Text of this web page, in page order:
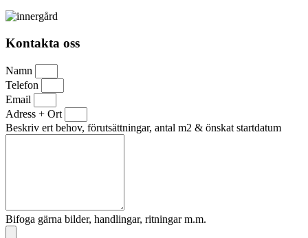
Kontakta oss
Namn
Telefon
Email
Adress + Ort
Beskriv ert behov, förutsättningar, antal m2 & önskat startdatum
Bifoga gärna bilder, handlingar, ritningar m.m.